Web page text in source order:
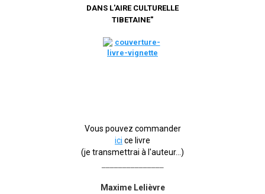
DANS L'AIRE CULTURELLE
TIBETAINE"
Vous pouvez commander
ici ce livre
(je transmettrai à l'auteur...)
Maxime Lelièvre